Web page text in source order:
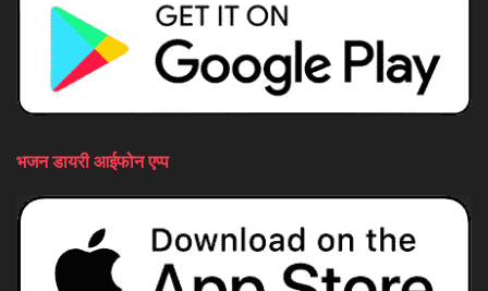
भजन डायरी आईफोन एप्प